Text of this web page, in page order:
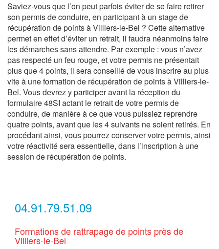
Saviez-vous que l’on peut parfois éviter de se faire retirer
son permis de conduire, en participant à un stage de
récupération de points à Villiers-le-Bel ? Cette alternative
permet en effet d’éviter un retrait, il faudra néanmoins faire
les démarches sans attendre. Par exemple : vous n’avez
pas respecté un feu rouge, et votre permis ne présentait
plus que 4 points, il sera conseillé de vous inscrire au plus
vite à une formation de récupération de points à Villiers-le-
Bel. Vous devrez y participer avant la réception du
formulaire 48SI actant le retrait de votre permis de
conduire, de manière à ce que vous puissiez reprendre
quatre points, avant que les 4 suivants ne soient retirés. En
procédant ainsi, vous pourrez conserver votre permis, ainsi
votre réactivité sera essentielle, dans l’inscription à une
session de récupération de points.
04.91.79.51.09
Formations de rattrapage de points près de
Villiers-le-Bel